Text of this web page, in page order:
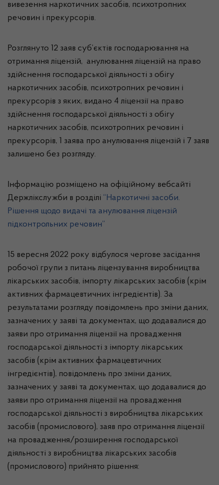
вивезення наркотичних засобів, психотропних
речовин і прекурсорів.
Розглянуто 12 заяв суб’єктів господарювання на
отримання ліцензій, анулювання ліцензій на право
здійснення господарської діяльності з обігу
наркотичних засобів, психотропних речовин і
прекурсорів з яких, видано 4 ліцензії на право
здійснення господарської діяльності з обігу
наркотичних засобів, психотропних речовин і
прекурсорів, 1 заява про анулювання ліцензій і 7 заяв
залишено без розгляду.
Інформацію розміщено на офіційному вебсайті
Держлікслужби в розділі “Наркотичні засоби.
Рішення щодо видачі та анулювання ліцензій
підконтрольних речовин”
15 вересня 2022 року відбулося чергове засідання
робочої групи з питань ліцензування виробництва
лікарських засобів, імпорту лікарських засобів (крім
активних фармацевтичних інгредієнтів). За
результатами розгляду повідомлень про зміни даних,
зазначених у заяві та документах, що додавалися до
заяви про отримання ліцензії на провадження
господарської діяльності з імпорту лікарських
засобів (крім активних фармацевтичних
інгредієнтів), повідомлень про зміни даних,
зазначених у заяві та документах, що додавалися до
заяви про отримання ліцензії на провадження
господарської діяльності з виробництва лікарських
засобів (промислового), заяв про отримання ліцензії
на провадження/розширення господарської
діяльності з виробництва лікарських засобів
(промислового) прийнято рішення: